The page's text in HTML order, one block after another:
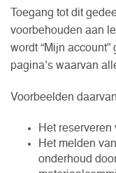
Toegang tot dit
voorbehouden aan
wordt “Mijn
pagina’s waarvan
Voorbeelden
Het reserveren
Het melden
onderhoud